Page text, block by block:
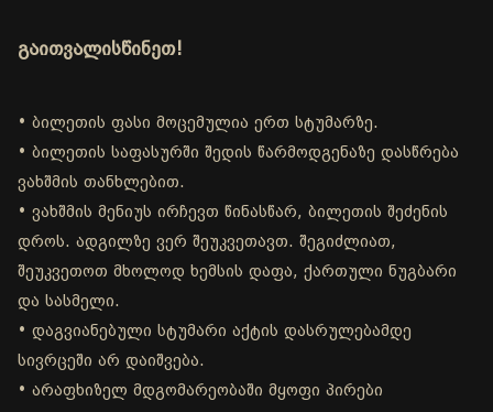
გაითვალისწინეთ!
• ბილეთის ფასი მოცემულია ერთ სტუმარზე.
• ბილეთის საფასურში შედის წარმოდგენაზე დასწრება
ვახშმის თანხლებით.
• ვახშმის მენიუს ირჩევთ წინასწარ, ბილეთის შეძენის
დროს. ადგილზე ვერ შეუკვეთავთ. შეგიძლიათ,
შეუკვეთოთ მხოლოდ ხემსის დაფა, ქართული ნუგბარი
და სასმელი.
• დაგვიანებული სტუმარი აქტის დასრულებამდე
სივრცეში არ დაიშვება.
• არაფხიზელ მდგომარეობაში მყოფი პირები